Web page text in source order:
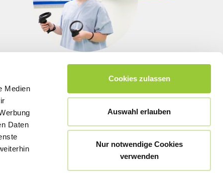
Medien
Daten
Cookies zulassen
Auswahl erlauben
Nur notwendige Cookies
verwenden